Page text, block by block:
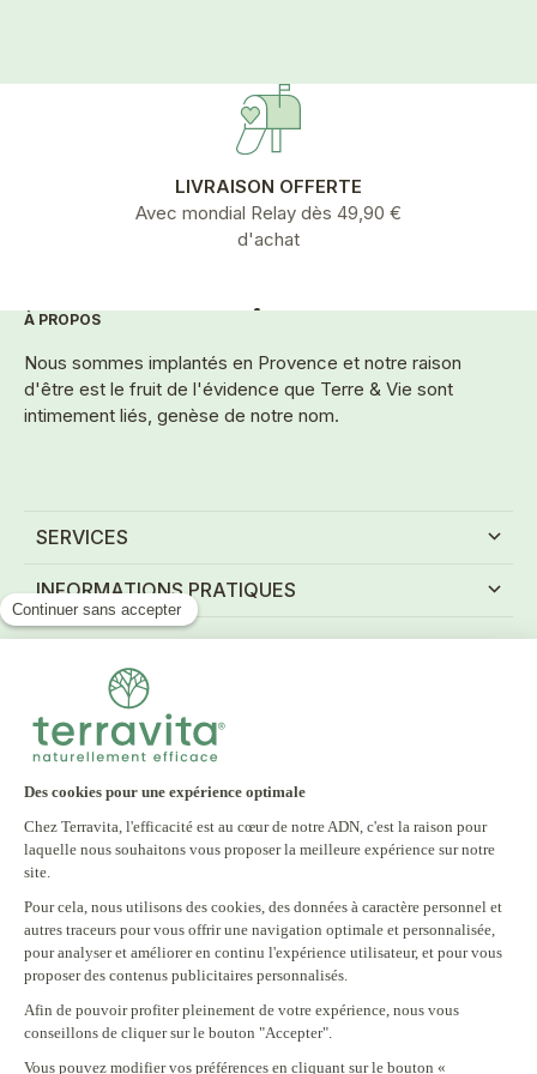
LIVRAISON OFFERTE
Avec mondial Relay dès 49,90 €
d'achat
À PROPOS
Nous sommes implantés en Provence et notre raison
d'être est le fruit de l'évidence que Terre & Vie sont
intimement liés, genèse de notre nom.
SERVICES
INFORMATIONS PRATIQUES
NEWSLETTER
Inscrivez-vous à notre newsletter et recevez tous
nos bons plans
S'INSCRIRE
En vous inscrivant à notre newsletter, vous acceptez notre politique
de confidentialité.